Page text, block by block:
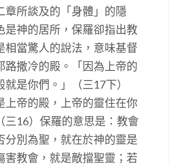
章所談及的「身體」的隱
是神的居所，保羅卻指出教
相當驚人的說法，意味基督
路撒冷的殿。「因為上帝的
是你們。」（三17下）
上帝的殿，上帝的靈住在你
三16）保羅的意思是：教會
分別為聖，就在於神的靈是
害教會，就是敵擋聖靈；若